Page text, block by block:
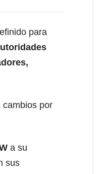
para
cambios por
a su
sus